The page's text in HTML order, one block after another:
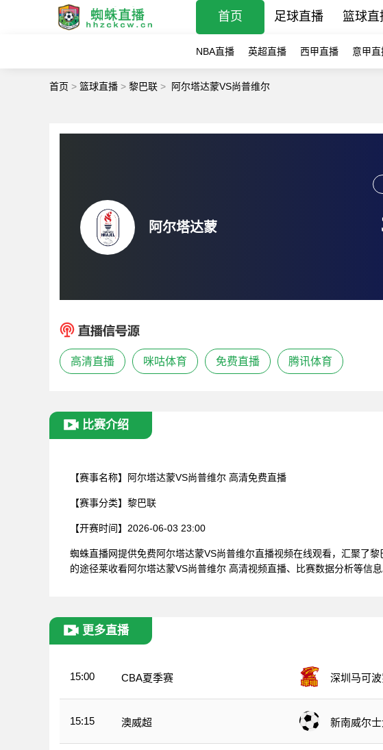
首页 足球直播 篮球直
NBA直播 英超直播 西甲直播 意甲直
首页 > 篮球直播 > 黎巴联 > 阿尔塔达蒙VS尚普维尔
阿尔塔达蒙
高清直播 咪咕体育 免费直播 腾讯体育
比赛介绍
【赛事名称】 阿尔塔达蒙VS尚普维尔 高清免费直播
【赛事分类】 黎巴联
【开赛时间】 2026-06-03 23:00
蜘蛛直播网提供免费阿尔塔达蒙VS尚普维尔直播视频在线观看，汇聚了
的途径莱收看阿尔塔达蒙VS尚普维尔 高清视频直播、比赛数据分析等信息
更多直播
15:00 CBA夏季赛 深圳马可波
15:15 澳威超 新南威尔